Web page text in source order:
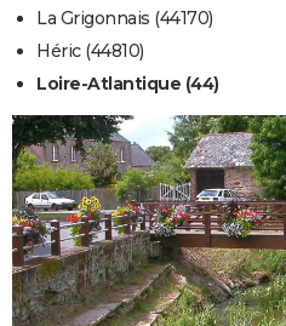
La Grigonnais (44170)
Héric (44810)
Loire-Atlantique (44)